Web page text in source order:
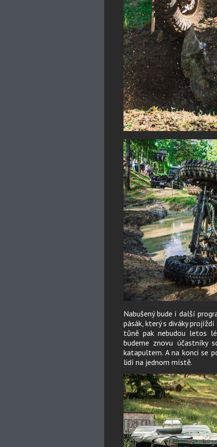
Nabušený bude i další
pásák, který s diváky
tůně pak nebudou letos
budeme znovu účastníky
katapultem. A na konci se
lidí na jednom místě.